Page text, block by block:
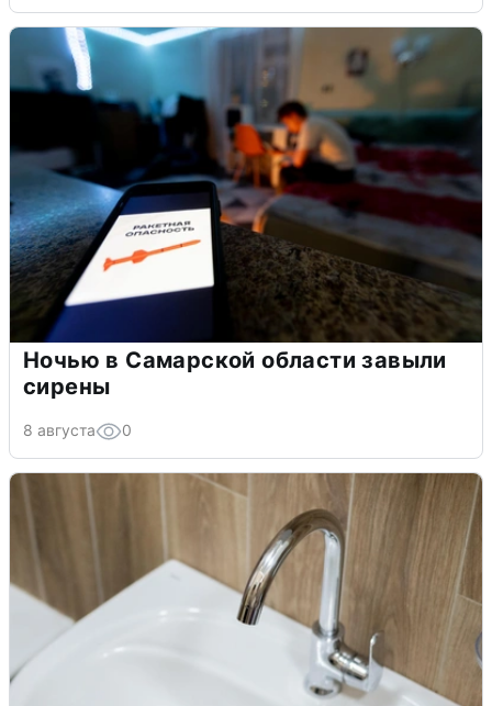
Ночью в Самарской области завыли
сирены
8 августа 0